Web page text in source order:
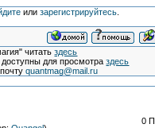
или зарегистрируйтесь.
читатьздесь
доступны для просмотраздесь
quantmag@mail.ru
0